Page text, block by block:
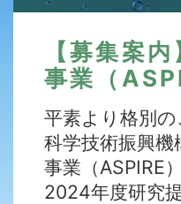
【募集案
事業（
平素より格別
科学技術振興
事業（ASPIRE
2024年度研究